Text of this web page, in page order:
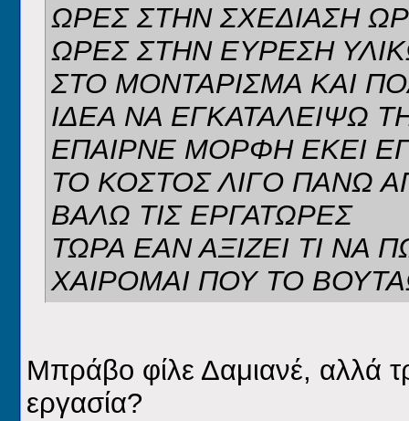
ΩΡΕΣ ΣΤΗΝ ΣΧΕΔΙΑΣΗ
ΩΡΕΣ ΣΤΗΝ ΕΥΡΕΣΗ
ΣΤΟ ΜΟΝΤΑΡΙΣΜΑ ΚΑΙ
ΙΔΕΑ ΝΑ ΕΓΚΑΤΑΛΕΙΨΩ
ΕΠΑΙΡΝΕ ΜΟΡΦΗ ΕΚΕΙ
ΤΟ ΚΟΣΤΟΣ ΛΙΓΟ ΠΑΝΩ
ΒΑΛΩ ΤΙΣ ΕΡΓΑΤΩΡΕΣ
ΤΩΡΑ ΕΑΝ ΑΞΙΖΕΙ ΤΙ ΝΑ
ΧΑΙΡΟΜΑΙ ΠΟΥ ΤΟ
Μπράβο φίλε Δαμιανέ, αλλά
εργασία?